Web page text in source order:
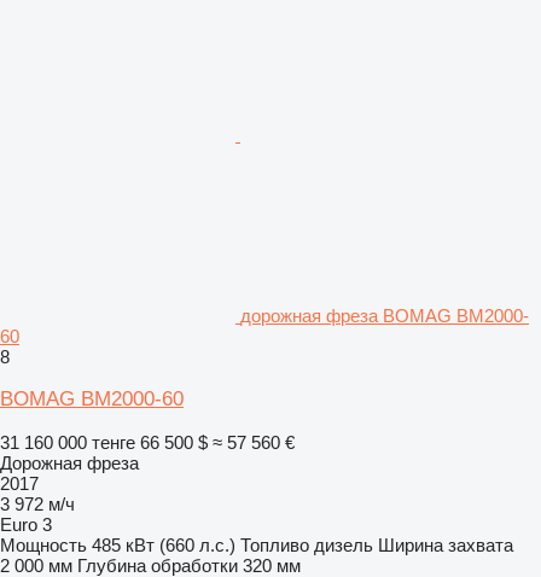
дорожная фреза BOMAG BM2000-
60
8
BOMAG BM2000-60
31 160 000 тенге 66 500 $ ≈ 57 560 €
Дорожная фреза
2017
3 972 м/ч
Euro 3
Мощность 485 кВт (660 л.с.) Топливо дизель Ширина захвата
2 000 мм Глубина обработки 320 мм